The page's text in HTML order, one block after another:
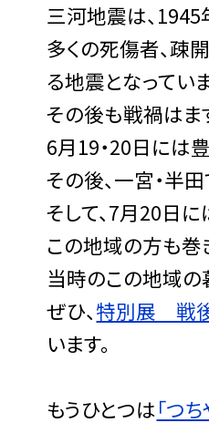
三河地震は、1945
多くの死傷者、疎
る地震となっていま
その後も戦禍はま
6月19・20日には
その後、一宮・半
そして、7月20日
この地域の方も巻
当時のこの地域の
ぜひ、特別展 戦後
います。
もうひとつは「つ